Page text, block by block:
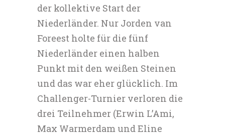
der kollektive Start der
Niederländer. Nur Jorden van
Foreest holte für die fünf
Niederländer einen halben
Punkt mit den weißen Steinen
und das war eher glücklich. Im
Challenger-Turnier verloren die
drei Teilnehmer (Erwin L’Ami,
Max Warmerdam und Eline